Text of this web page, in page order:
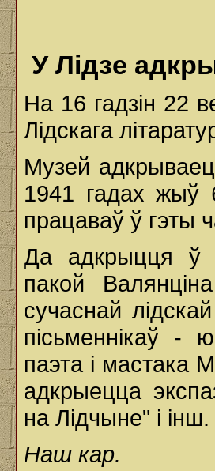
У Лідзе
На 16 гадзін 22
Лідскага
Музей
1941 гадах жыў
працаваў ў гэты
Да адкрыцця ў
пакой
сучаснай
пісьменнікаў -
паэта і мастака
адкрыецца
на Лідчыне" і інш.
Наш кар.